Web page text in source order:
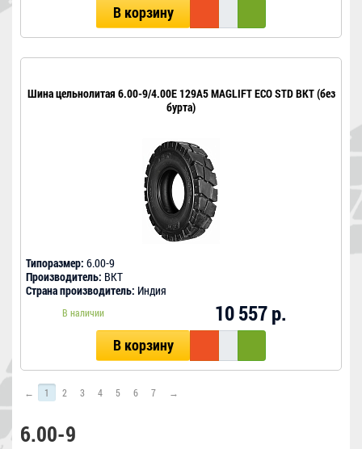
В корзину
Шина цельнолитая 6.00-9/4.00E 129A5 MAGLIFT ECO STD BKT (без
бурта)
Типоразмер: 6.00-9
Производитель: BKT
Страна производитель: Индия
В наличии 10 557 р.
В корзину
← 1 2 3 4 5 6 7 →
6.00-9